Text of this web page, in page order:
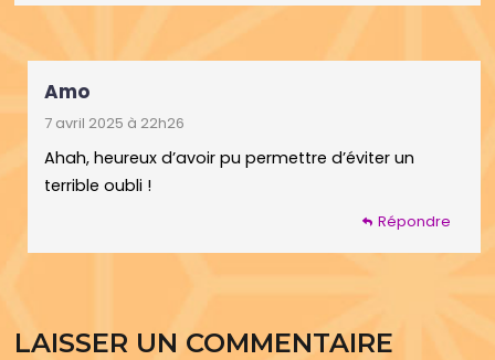
Amo
7 avril 2025 à 22h26
Ahah, heureux d’avoir pu permettre d’éviter un
terrible oubli !
Répondre
LAISSER UN COMMENTAIRE